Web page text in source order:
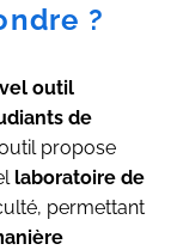
?
outil
de
propose
laboratoire de
permettant